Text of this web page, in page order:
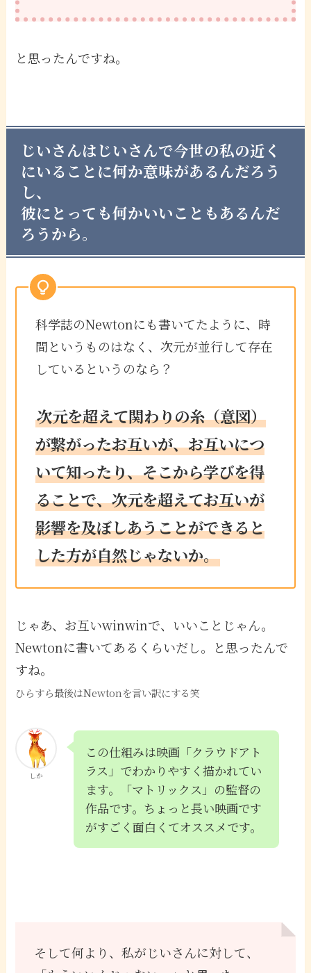
と思ったんですね。
じいさんはじいさんで今世の私の近く
にいることに何か意味があるんだろう
し、
彼にとっても何かいいこともあるんだ
ろうから。
科学誌のNewtonにも書いてたように、時
間というものはなく、次元が並行して存在
しているというのなら？
次元を超えて関わりの糸（意図）
が繋がったお互いが、お互いにつ
いて知ったり、そこから学びを得
ることで、次元を超えてお互いが
影響を及ぼしあうことができると
した方が自然じゃないか。
じゃあ、お互いwinwinで、いいことじゃん。
Newtonに書いてあるくらいだし。と思ったんで
すね。
ひらすら最後はNewtonを言い訳にする笑
しか
この仕組みは映画「クラウドアト
ラス」でわかりやすく描かれてい
ます。「マトリックス」の監督の
作品です。ちょっと長い映画です
がすごく面白くてオススメです。
そして何より、私がじいさんに対して、